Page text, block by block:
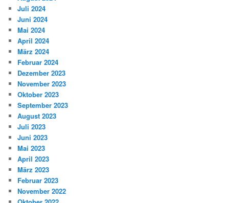
Juli 2024
Juni 2024
Mai 2024
April 2024
März 2024
Februar 2024
Dezember 2023
November 2023
Oktober 2023
September 2023
August 2023
Juli 2023
Juni 2023
Mai 2023
April 2023
März 2023
Februar 2023
November 2022